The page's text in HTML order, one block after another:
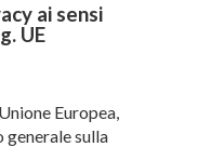
ai sensi
UE
Europea,
generale sulla